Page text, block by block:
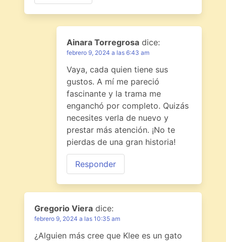
Ainara Torregrosa dice:
febrero 9, 2024 a las 6:43 am
Vaya, cada quien tiene sus
gustos. A mí me pareció
fascinante y la trama me
enganchó por completo. Quizás
necesites verla de nuevo y
prestar más atención. ¡No te
pierdas de una gran historia!
Responder
Gregorio Viera dice:
febrero 9, 2024 a las 10:35 am
¿Alguien más cree que Klee es un gato